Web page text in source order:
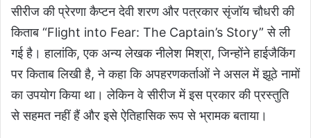
सीरीज की प्रेरणा कैप्टन देवी शरण और पत्रकार सृंजॉय चौधरी की
किताब “Flight into Fear: The Captain’s Story” से ली
गई है। हालांकि, एक अन्य लेखक नीलेश मिश्रा, जिन्होंने हाईजैकिंग
पर किताब लिखी है, ने कहा कि अपहरणकर्ताओं ने असल में झूठे नामों
का उपयोग किया था। लेकिन वे सीरीज में इस प्रकार की प्रस्तुति
से सहमत नहीं हैं और इसे ऐतिहासिक रूप से भ्रामक बताया।